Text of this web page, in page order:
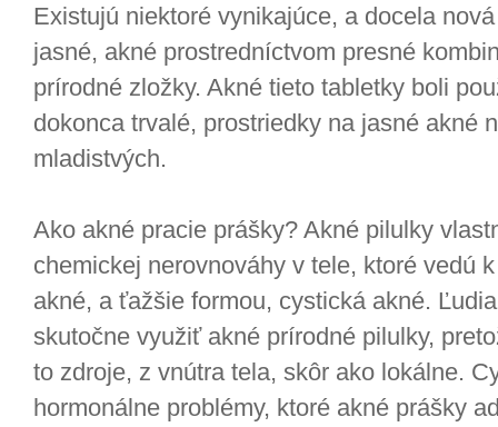
Existujú niektoré vynikajúce, a docela
jasné, akné prostredníctvom presné
prírodné zložky. Akné tieto tabletky boli
dokonca trvalé, prostriedky na jasné akné
mladistvých.
Ako akné pracie prášky? Akné pilulky
chemickej nerovnováhy v tele, ktoré vedú
akné, a ťažšie formou, cystická akné.
skutočne využiť akné prírodné pilulky,
to zdroje, z vnútra tela, skôr ako lokálne.
hormonálne problémy, ktoré akné prášky